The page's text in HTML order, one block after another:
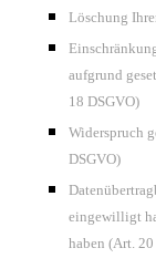
Löschung
aufgrund
18 DSGVO)
Widerspruch
DSGVO)
eingewilligt
haben (Art.